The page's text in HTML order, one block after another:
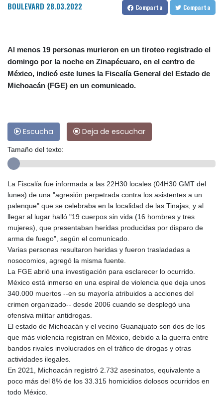
BOULEVARD 28.03.2022 Comparta Comparta
Al menos 19 personas murieron en un tiroteo registrado el
domingo por la noche en Zinapécuaro, en el centro de
México, indicó este lunes la Fiscalía General del Estado de
Michoacán (FGE) en un comunicado.
Escucha Deja de escuchar
Tamaño del texto:
La Fiscalía fue informada a las 22H30 locales (04H30 GMT del
lunes) de una "agresión perpetrada contra los asistentes a un
palenque" que se celebraba en la localidad de las Tinajas, y al
llegar al lugar halló "19 cuerpos sin vida (16 hombres y tres
mujeres), que presentaban heridas producidas por disparo de
arma de fuego", según el comunicado.
Varias personas resultaron heridas y fueron trasladadas a
nosocomios, agregó la misma fuente.
La FGE abrió una investigación para esclarecer lo ocurrido.
México está inmerso en una espiral de violencia que deja unos
340.000 muertos --en su mayoría atribuidos a acciones del
crimen organizado-- desde 2006 cuando se desplegó una
ofensiva militar antidrogas.
El estado de Michoacán y el vecino Guanajuato son dos de los
que más violencia registran en México, debido a la guerra entre
bandos rivales involucrados en el tráfico de drogas y otras
actividades ilegales.
En 2021, Michoacán registró 2.732 asesinatos, equivalente a
poco más del 8% de los 33.315 homicidios dolosos ocurridos en
todo México.